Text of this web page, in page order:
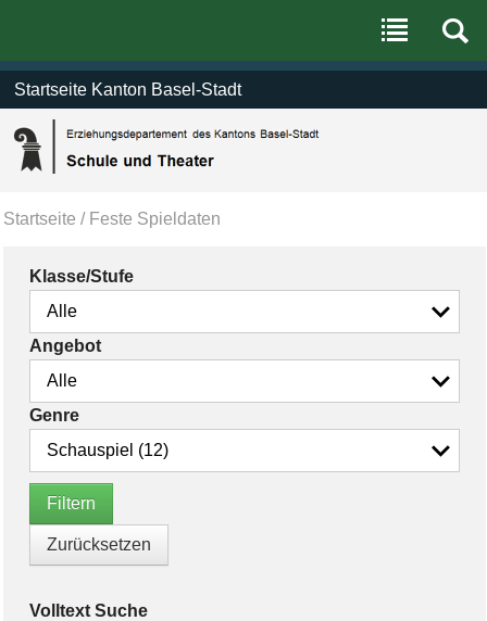
Startseite Kanton Basel-Stadt
|
Direkt
zur
Navigation
Startseite / Feste Spieldaten
Klasse/Stufe
Angebot
Genre
Volltext Suche